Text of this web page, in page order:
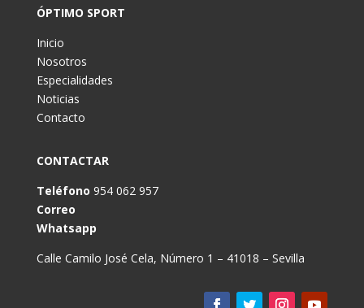
ÓPTIMO SPORT
Inicio
Nosotros
Especialidades
Noticias
Contacto
CONTACTAR
Teléfono 954 062 957
Correo
Whatsapp
Calle Camilo José Cela, Número 1 – 41018 – Sevilla